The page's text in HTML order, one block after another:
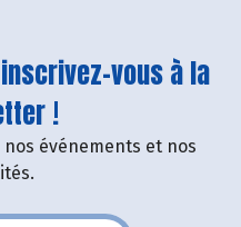
vous à la
!
événements et nos